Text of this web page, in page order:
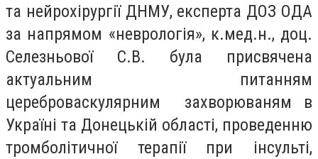
та нейрохірургії ДНМУ, експерта ДОЗ ОДА
за напрямом «неврологія», к.мед.н., доц.
Селезньової С.В. була присвячена
актуальним питанням
цереброваскулярним захворюваням в
Україні та Донецькій області, проведенню
тромболітичної терапії при інсульті,